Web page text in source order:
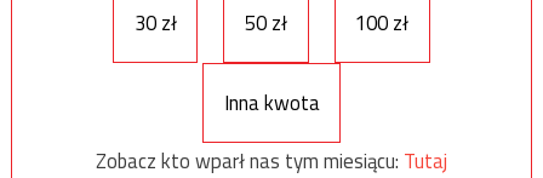
30 zł 50 zł 100 zł
Inna kwota
Zobacz kto wparł nas tym miesiącu: Tutaj